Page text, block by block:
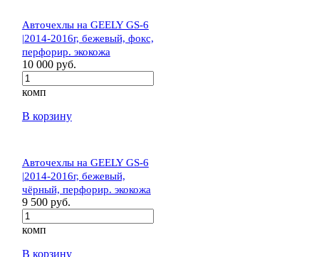
Авточехлы на GEELY GS-6
|2014-2016г, бежевый, фокс,
перфорир. экокожа
10 000 руб.
комп
В корзину
Авточехлы на GEELY GS-6
|2014-2016г, бежевый,
чёрный, перфорир. экокожа
9 500 руб.
комп
В корзину